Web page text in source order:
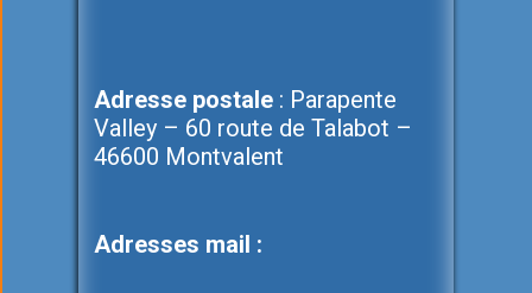
Adresse postale : Parapente
Valley – 60 route de Talabot –
46600 Montvalent
Adresses mail :